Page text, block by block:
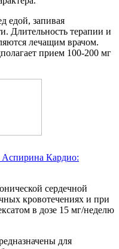
едой, запивая
Длительность терапии и
лечащим врачом.
прием 100-200 мг
Кардио:
сердечной
кровотечениях и при
в дозе 15 мг/неделю